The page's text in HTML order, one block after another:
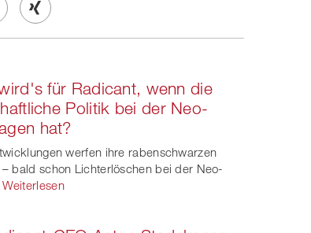
Share
Xingfür Radicant, wenn die
Politik bei der Neo-
hat?
werfen ihre rabenschwarzen
bald schon Lichterlöschen bei der Neo-
Weiterlesen